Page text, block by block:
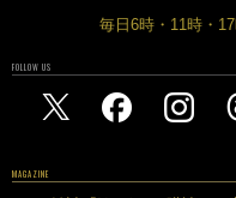
毎日6時・11時・
FOLLOW US
MAGAZINE